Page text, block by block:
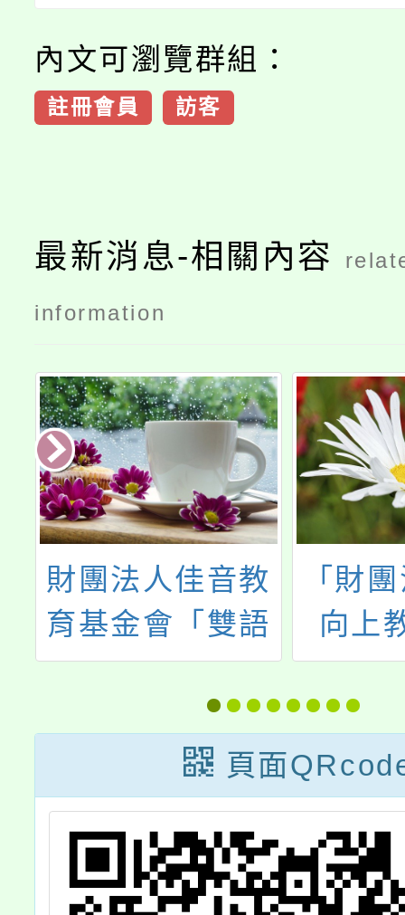
內文可瀏覽群組：
註冊會員 訪客
最新消息-相關內容
information
財團法人佳音教
育基金會「雙語
教學課室英語線
上研習」
「財
向上
會」(
會)辦
到行
怪咖
頁面